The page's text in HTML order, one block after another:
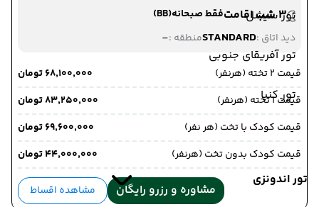
تور سیشل
تور آفریقای جنوبی
تور کنیا
تور اندونزی
3 شب اقامت فقط صبحانه(BB)
دید اتاق :STANDARDمنطقه :-
قیمت 2 تخته (هرنفر)
۶۸٬۱۰۰٬۰۰۰ تومان
قیمت 1 تخته (هرنفر)
۸۳٬۲۵۰٬۰۰۰ تومان
قیمت کودک با تخت (هر نفر)
۶۹٬۶۰۰٬۰۰۰ تومان
قیمت کودک بدون تخت (هرنفر)
۴۴٬۰۰۰٬۰۰۰ تومان
مشاوره و رزرو رایگان مشاهده اقساط